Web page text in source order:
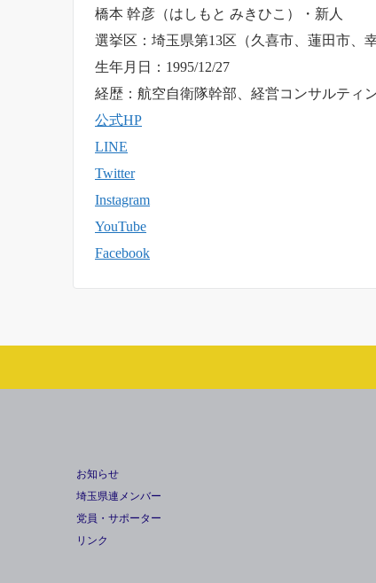
橋本 幹彦（はしもと みきひこ）・新人
選挙区：埼玉県第13区（久喜市、蓮田市、
生年月日：1995/12/27
経歴：航空自衛隊幹部、経営コンサルティ
公式HP
LINE
Twitter
Instagram
YouTube
Facebook
お知らせ
埼玉県連メンバー
党員・サポーター
リンク